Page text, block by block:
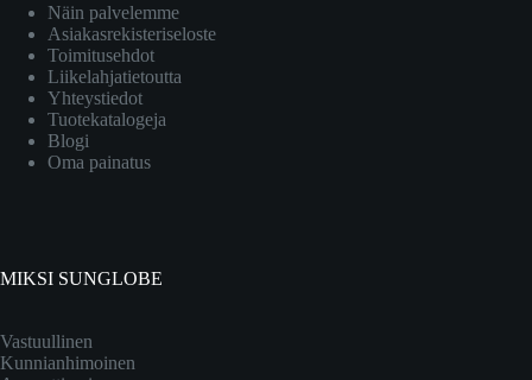
Näin palvelemme
Asiakasrekisteriseloste
Toimitusehdot
Liikelahjatietoutta
Yhteystiedot
Tuotekatalogeja
Blogi
Oma painatus
MIKSI SUNGLOBE
Vastuullinen
Kunnianhimoinen